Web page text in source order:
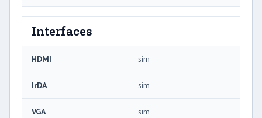
Interfaces
HDMI sim
IrDA sim
VGA sim